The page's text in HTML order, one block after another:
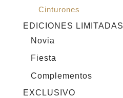
Cinturones
EDICIONES LIMITADAS
Novia
Fiesta
Complementos
EXCLUSIVO